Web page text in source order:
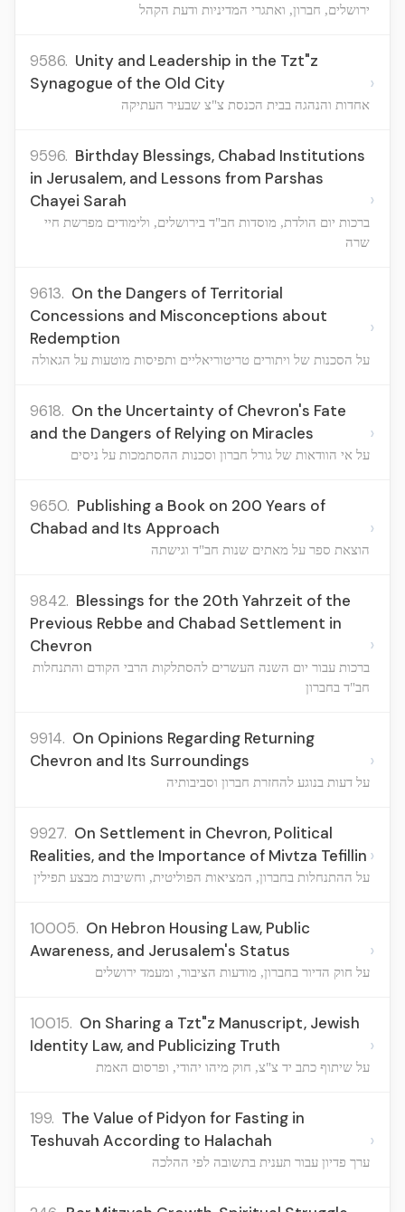
ירושלים, חברון, ואתגרי המדיניות ודעת הקהל
9586. Unity and Leadership in the Tzt"z
Synagogue of the Old City
אחדות והנהגה בבית הכנסת צ"צ שבעיר העתיקה
›
9596. Birthday Blessings, Chabad Institutions
in Jerusalem, and Lessons from Parshas
Chayei Sarah
ברכות יום הולדת, מוסדות חב"ד בירושלים, ולימודים מפרשת חיי
שרה
›
9613. On the Dangers of Territorial
Concessions and Misconceptions about
Redemption
על הסכנות של ויתורים טריטוריאליים ותפיסות מוטעות על הגאולה
›
9618. On the Uncertainty of Chevron's Fate
and the Dangers of Relying on Miracles
על אי הוודאות של גורל חברון וסכנות ההסתמכות על ניסים
›
9650. Publishing a Book on 200 Years of
Chabad and Its Approach
הוצאת ספר על מאתים שנות חב"ד וגישתה
›
9842. Blessings for the 20th Yahrzeit of the
Previous Rebbe and Chabad Settlement in
Chevron
ברכות עבור יום השנה העשרים להסתלקות הרבי הקודם והתנחלות
חב"ד בחברון
›
9914. On Opinions Regarding Returning
Chevron and Its Surroundings
על דעות בנוגע להחזרת חברון וסביבותיה
›
9927. On Settlement in Chevron, Political
Realities, and the Importance of Mivtza Tefillin
על ההתנחלות בחברון, המציאות הפוליטית, וחשיבות מבצע תפילין
›
10005. On Hebron Housing Law, Public
Awareness, and Jerusalem's Status
על חוק הדיור בחברון, מודעות הציבור, ומעמד ירושלים
›
10015. On Sharing a Tzt"z Manuscript, Jewish
Identity Law, and Publicizing Truth
על שיתוף כתב יד צ"צ, חוק מיהו יהודי, ופרסום האמת
›
199. The Value of Pidyon for Fasting in
Teshuvah According to Halachah
ערך פדיון עבור תענית בתשובה לפי ההלכה
›